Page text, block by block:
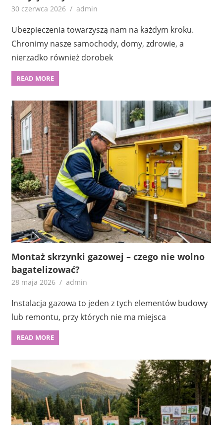
30 czerwca 2026 admin
Ubezpieczenia towarzyszą nam na każdym kroku.
Chronimy nasze samochody, domy, zdrowie, a
nierzadko również dorobek
READ MORE
Montaż skrzynki gazowej – czego nie wolno
bagatelizować?
28 maja 2026 admin
Instalacja gazowa to jeden z tych elementów budowy
lub remontu, przy których nie ma miejsca
READ MORE